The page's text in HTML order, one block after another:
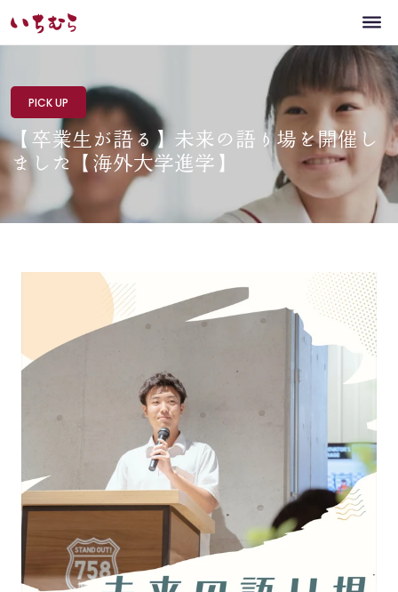
PICK UP
【卒業生が語る】未来の語り場を開催し
ました【海外大学進学】